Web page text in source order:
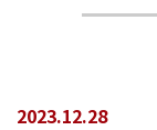
2023.12.28